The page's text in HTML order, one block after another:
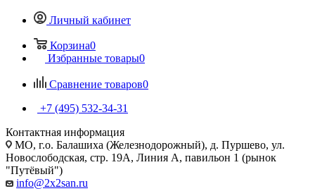
Личный кабинет
Корзина0
Избранные товары0
Сравнение товаров0
+7 (495) 532‑34‑31
Контактная информация
МО, г.о. Балашиха (Железнодорожный), д. Пуршево, ул.
Новослободская, стр. 19А, Линия А, павильон 1 (рынок
"Путёвый")
info@2x2san.ru